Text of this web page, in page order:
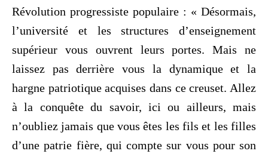
Révolution progressiste populaire : « Désormais,
l’université et les structures d’enseignement
supérieur vous ouvrent leurs portes. Mais ne
laissez pas derrière vous la dynamique et la
hargne patriotique acquises dans ce creuset. Allez
à la conquête du savoir, ici ou ailleurs, mais
n’oubliez jamais que vous êtes les fils et les filles
d’une patrie fière, qui compte sur vous pour son